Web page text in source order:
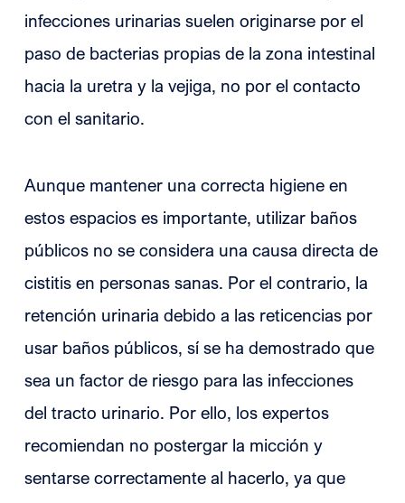
infecciones urinarias suelen originarse por el
paso de bacterias propias de la zona intestinal
hacia la uretra y la vejiga, no por el contacto
con el sanitario.
Aunque mantener una correcta higiene en
estos espacios es importante, utilizar baños
públicos no se considera una causa directa de
cistitis en personas sanas. Por el contrario, la
retención urinaria debido a las reticencias por
usar baños públicos, sí se ha demostrado que
sea un factor de riesgo para las infecciones
del tracto urinario. Por ello, los expertos
recomiendan no postergar la micción y
sentarse correctamente al hacerlo, ya que